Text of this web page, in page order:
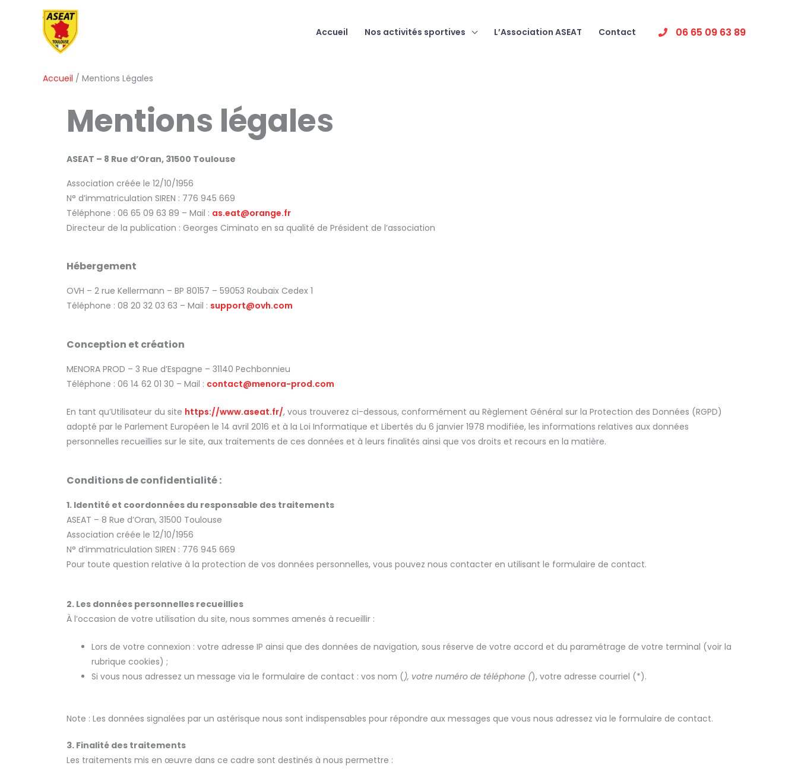
Accueil Nos activités sportives L’Association ASEAT Contact 06 65 09 63 89
Accueil Mentions Légales
Mentions légales
ASEAT – 8 Rue d’Oran, 31500 Toulouse
Association créée le 12/10/1956
N° d’immatriculation SIREN : 776 945 669
Téléphone : 06 65 09 63 89 – Mail : as.eat@orange.fr
Directeur de la publication : Georges Ciminato en sa qualité de Président de l’association
Hébergement
OVH – 2 rue Kellermann – BP 80157 – 59053 Roubaix Cedex 1
Téléphone : 08 20 32 03 63 – Mail : support@ovh.com
Conception et création
MENORA PROD – 3 Rue d’Espagne – 31140 Pechbonnieu
Téléphone : 06 14 62 01 30 – Mail : contact@menora-prod.com
En tant qu’Utilisateur du site https://www.aseat.fr/, vous trouverez ci-dessous, conformément au Règlement Général sur la Protection des Données (RGPD)
adopté par le Parlement Européen le 14 avril 2016 et à la Loi Informatique et Libertés du 6 janvier 1978 modifiée, les informations relatives aux données
personnelles recueillies sur le site, aux traitements de ces données et à leurs finalités ainsi que vos droits et recours en la matière.
Conditions de confidentialité :
1. Identité et coordonnées du responsable des traitements
ASEAT – 8 Rue d’Oran, 31500 Toulouse
Association créée le 12/10/1956
N° d’immatriculation SIREN : 776 945 669
Pour toute question relative à la protection de vos données personnelles, vous pouvez nous contacter en utilisant le formulaire de contact.
2. Les données personnelles recueillies
À l’occasion de votre utilisation du site, nous sommes amenés à recueillir :
Lors de votre connexion : votre adresse IP ainsi que des données de navigation, sous réserve de votre accord et du paramétrage de votre terminal (voir la
rubrique cookies) ;
Si vous nous adressez un message via le formulaire de contact : vos nom (), votre numéro de téléphone (), votre adresse courriel (*).
Note : Les données signalées par un astérisque nous sont indispensables pour répondre aux messages que vous nous adressez via le formulaire de contact.
3. Finalité des traitements
Les traitements mis en œuvre dans ce cadre sont destinés à nous permettre :